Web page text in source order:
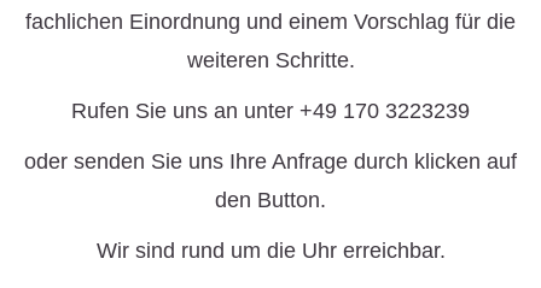
fachlichen Einordnung und einem Vorschlag für die
weiteren Schritte.
Rufen Sie uns an unter +49 170 3223239
oder senden Sie uns Ihre Anfrage durch klicken auf
den Button.
Wir sind rund um die Uhr erreichbar.